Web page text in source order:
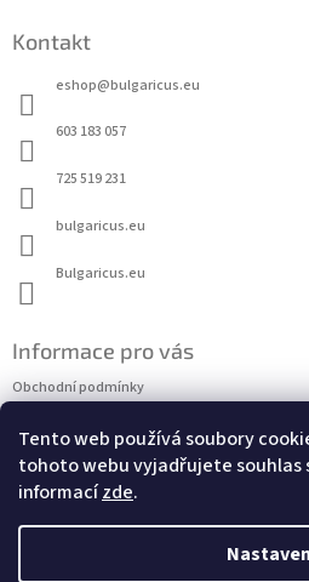
Tento web používá soubory
tohoto webu vyjadřujete souhlas
informacízde.
Kontakt
eshop@bulgaricus.eu
603 183 057
725 519 231
bulgaricus.eu
Bulgaricus.eu
Informace pro vás
Obchodní podmínky
Kontakty
Doprava a platba
Informace
BLOG